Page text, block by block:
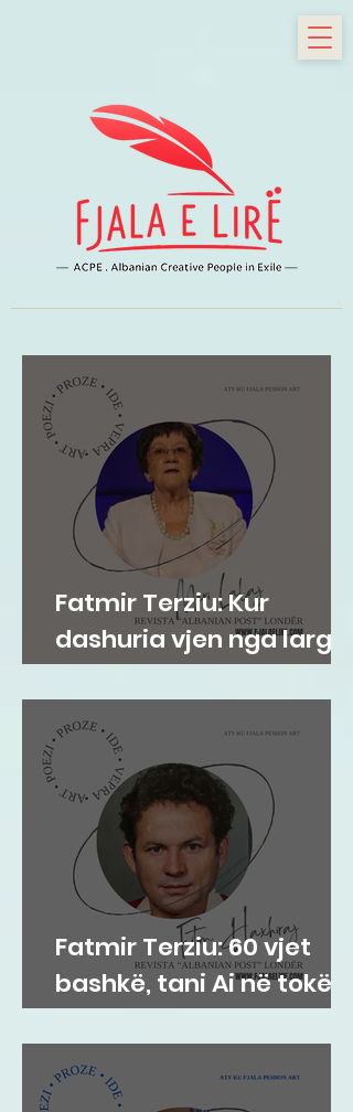
Fatmir Terziu: Kur
dashuria vjen nga larg,
por historia vjen nga
afër
Fatmir Terziu: 60 vjet
bashkë, tani Ai në tokë,
Ajo në Parajsë